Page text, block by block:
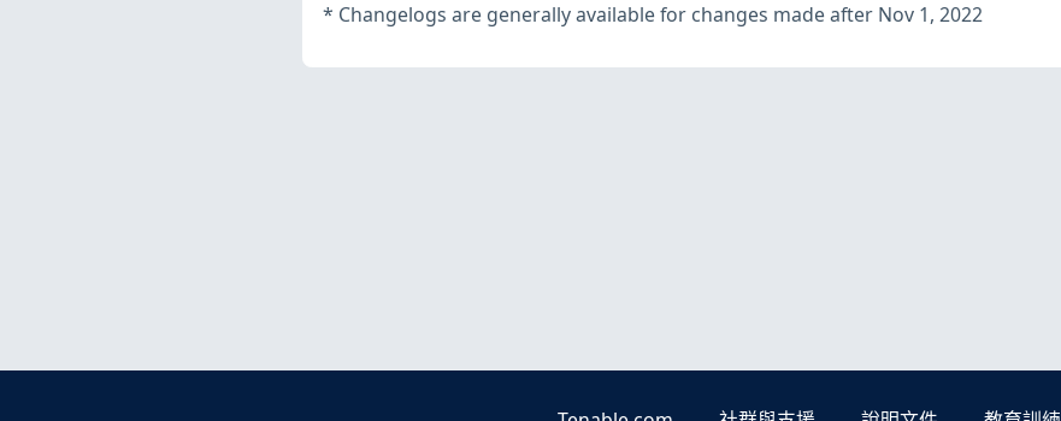
* Changelogs are generally available for changes made after Nov 1, 2022